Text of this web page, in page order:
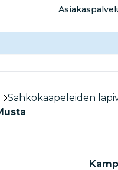
Sähkökaapeleiden